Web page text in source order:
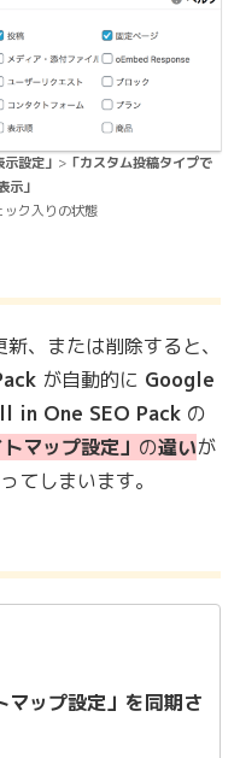
示設定」 > 「カスタム投稿タイプで
示」
ク入りの状態
、または削除すると、
が自動的に Google
in One SEO Pack の
マップ設定」 の違いが
てしまいます。
マップ設定」 を同期さ